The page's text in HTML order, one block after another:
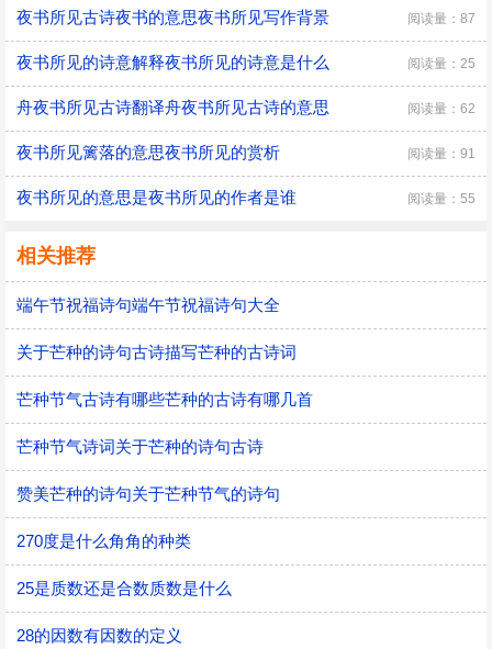
夜书所见古诗夜书的意思夜书所见写作背景 阅读量：87
夜书所见的诗意解释夜书所见的诗意是什么 阅读量：25
舟夜书所见古诗翻译舟夜书所见古诗的意思 阅读量：62
夜书所见篱落的意思夜书所见的赏析 阅读量：91
夜书所见的意思是夜书所见的作者是谁 阅读量：55
相关推荐
端午节祝福诗句端午节祝福诗句大全
关于芒种的诗句古诗描写芒种的古诗词
芒种节气古诗有哪些芒种的古诗有哪几首
芒种节气诗词关于芒种的诗句古诗
赞美芒种的诗句关于芒种节气的诗句
270度是什么角角的种类
25是质数还是合数质数是什么
28的因数有因数的定义